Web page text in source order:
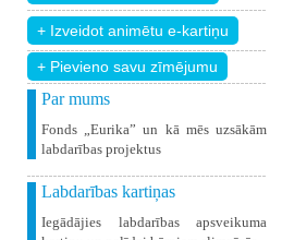
+ Pievieno savu zīmējumu
Par mums
Fonds „Eurika” un kā mēs uzsākām
labdarības projektus
Labdarības kartiņas
Iegādājies labdarības apsveikuma